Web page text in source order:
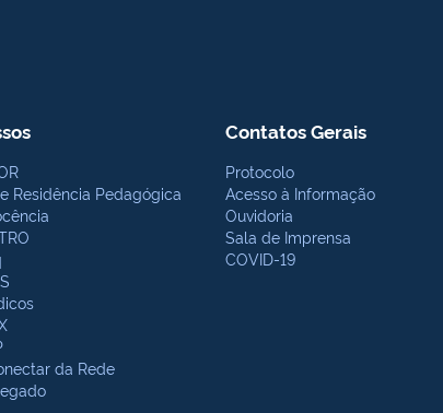
Residência Pedagógica
da Rede
Contatos Gerais
Protocolo
Acesso à Informação
Ouvidoria
Sala de Imprensa
COVID-19